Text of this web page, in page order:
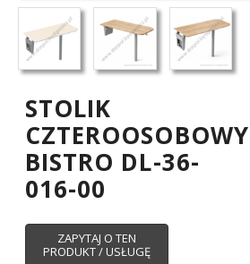
STOLIK
CZTEROOSOBOWY
BISTRO DL-36-
016-00